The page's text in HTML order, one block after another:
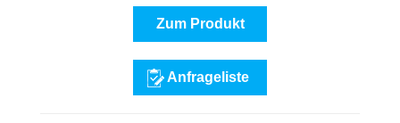
Zum Produkt
Anfrageliste